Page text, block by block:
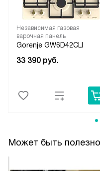
Независимая газовая
варочная панель
Gorenje GW6D42CLI
33 390 руб.
Может быть полезно